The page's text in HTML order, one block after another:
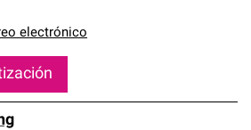
estándares y requisitos estrictos
confiabilidad.
electrónico